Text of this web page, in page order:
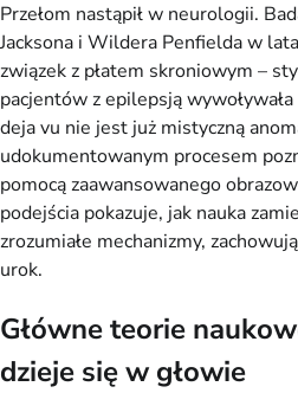
Przełom nastąpił w neurologii.
Jacksona i Wildera Penfielda w
związek z płatem skroniowym –
pacjentów z epilepsją
deja vu nie jest już mistyczną
udokumentowanym procesem
pomocą zaawansowanego
podejścia pokazuje, jak nauka
zrozumiałe mechanizmy,
urok.
Główne teorie
dzieje się w głowie